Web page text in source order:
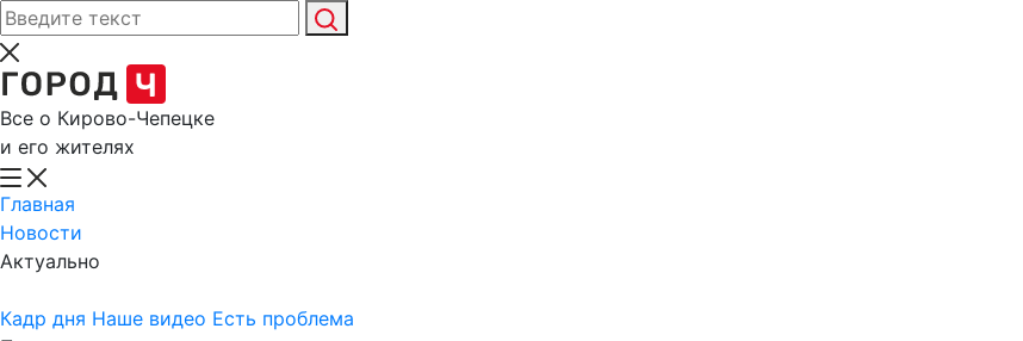
Все о Кирово-Чепецке
и его жителях
Главная
Новости
Актуально
Кадр дня Наше видео Есть проблема